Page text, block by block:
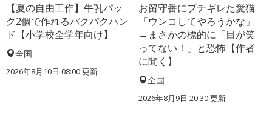
【夏の自由工作】牛乳パッ
ク2個で作れるパクパクハン
ド【小学校全学年向け】
全国
2026年8月10日 08:00更新
お留守番にブチギレた愛猫
「ウンコしてやろうかな」
→まさかの標的に「目が笑
ってない！」と恐怖【作者
に聞く】
全国
2026年8月9日 20:30更新